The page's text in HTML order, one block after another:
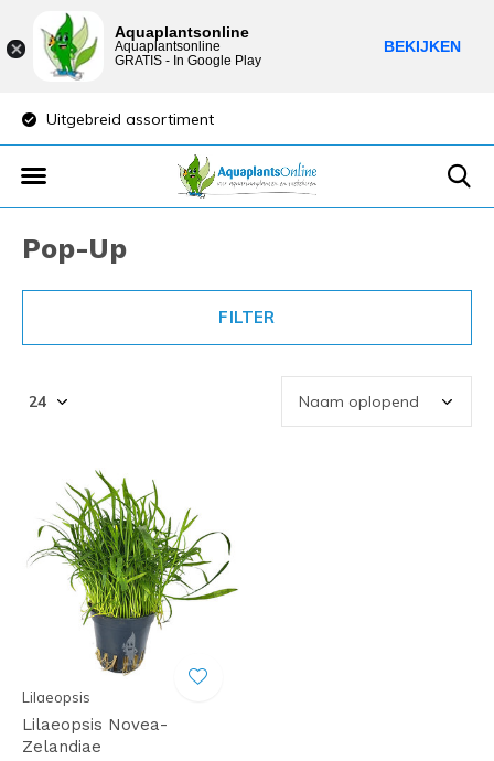
Uitgebreid assortiment
Pop-Up
FILTER
Lilaeopsis
Lilaeopsis Novea-
Zelandiae
Aquaplantsonline
Aquaplantsonline
GRATIS - In Google Play
BEKIJKEN